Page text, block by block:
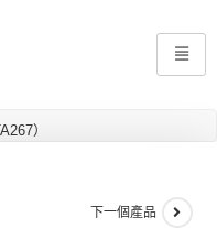
）
下一個產品